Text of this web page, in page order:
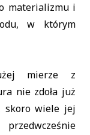
materializmu i
w którym
mierze z
nie zdoła już
skoro wiele jej